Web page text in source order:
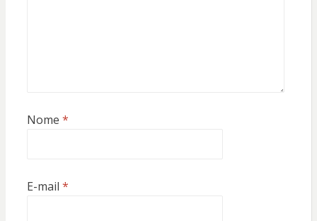
Nome *
E-mail *